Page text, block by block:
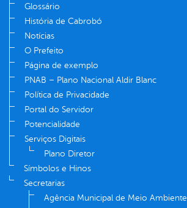
Glossário
História de Cabrobó
Notícias
O Prefeito
Página de exemplo
PNAB – Plano Nacional Aldir Blanc
Política de Privacidade
Portal do Servidor
Potencialidade
Serviços Digitais
Plano Diretor
Símbolos e Hinos
Secretarias
Agência Municipal de Meio Ambiente